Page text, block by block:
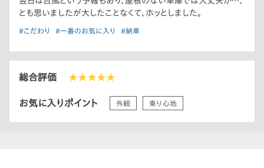
とも思いましたが大したことなくて、ホッとしました。
#こだわり #一番のお気に入り #納車
総合評価 ★★★★★
お気に入りポイント 外観 乗り心地